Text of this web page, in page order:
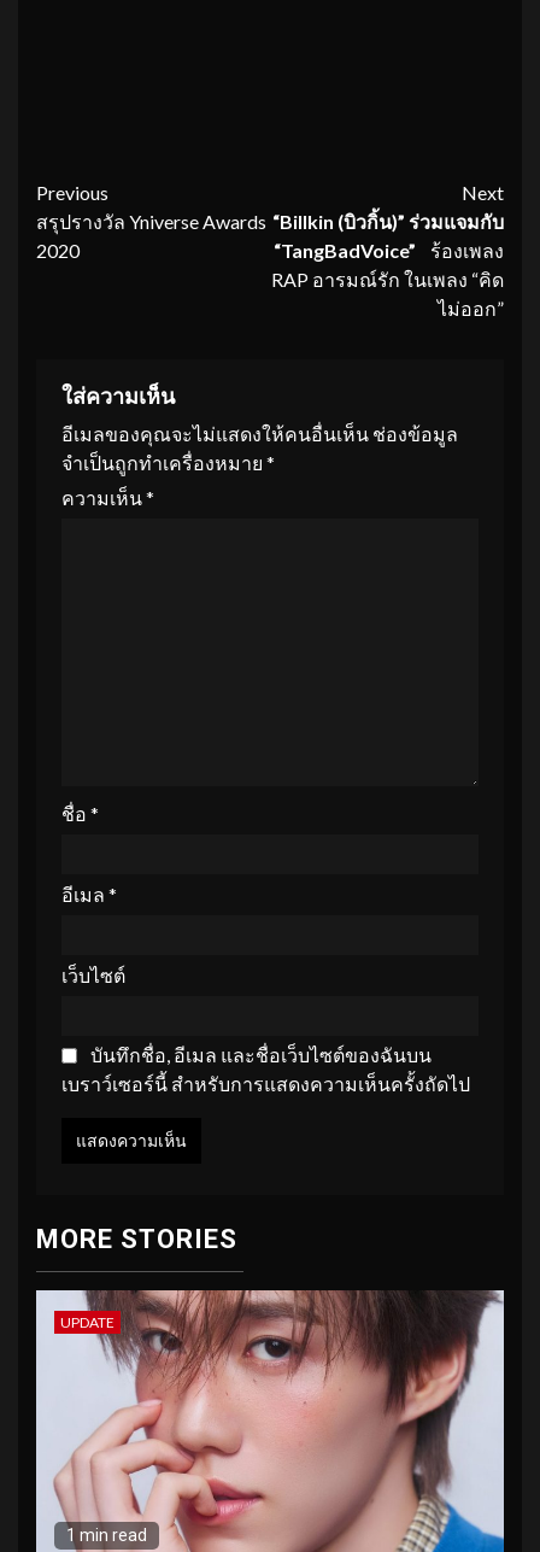
Continue
Reading
Previous
สรุปรางวัล Yniverse Awards
2020
Next
“Billkin (บิวกิ้น)” ร่วมแจมกับ
“TangBadVoice”
ร้องเพลง
RAP อารมณ์รัก ในเพลง “คิด
ไม่ออก”
ใส่ความเห็น
อีเมลของคุณจะไม่แสดงให้คนอื่นเห็น ช่องข้อมูล
จำเป็นถูกทำเครื่องหมาย *
ความเห็น*
ชื่อ *
อีเมล *
เว็บไซต์
บันทึกชื่อ, อีเมล และชื่อเว็บไซต์ของฉันบน
เบราว์เซอร์นี้ สำหรับการแสดงความเห็นครั้งถัดไป
MORE STORIES
UPDATE
1 min read